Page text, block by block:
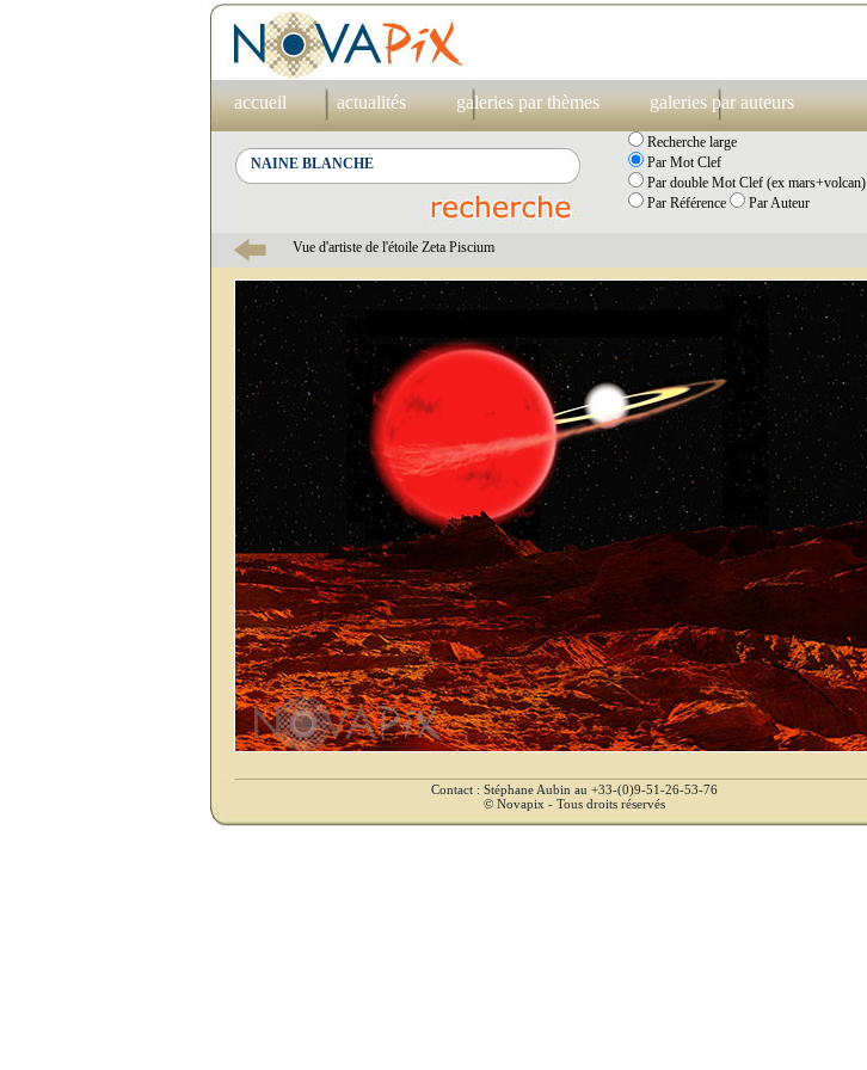
accueil actualités galeries par thèmes galeries par auteurs
Recherche large
Par Mot Clef
Par double Mot Clef (ex mars+volcan)
Par Référence
Par Auteur
Vue d'artiste de l'étoile Zeta Piscium
Contact : Stéphane Aubin au +33-(0)9-51-26-53-76
© Novapix - Tous droits réservés